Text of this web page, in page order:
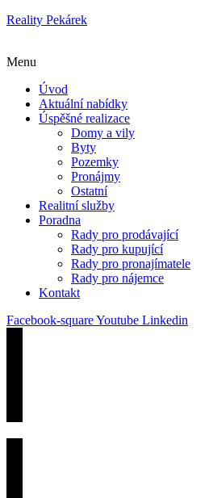
Reality Pekárek
Menu
Úvod
Aktuální nabídky
Úspěšné realizace
Domy a vily
Byty
Pozemky
Pronájmy
Ostatní
Realitní služby
Poradna
Rady pro prodávající
Rady pro kupující
Rady pro pronajímatele
Rady pro nájemce
Kontakt
Facebook-squareYoutube Linkedin